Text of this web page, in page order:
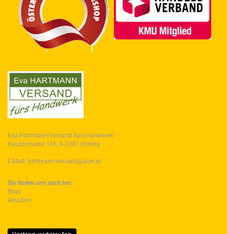
Eva Hartmann-Versand fürs Handwerk
Hauptstrasse 145, A-3381 Golling
E-Mail: hartmann-versand@aon.at
Sie finden uns auch bei:
Ebay
Amazon